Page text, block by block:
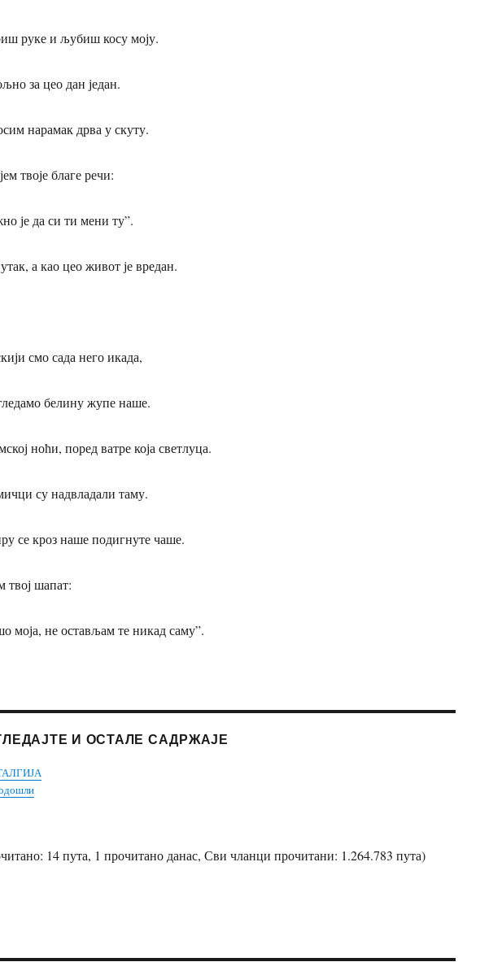
руке и љубиш косу моју.
за цео дан један.
нарамак дрва у скуту.
твоје благе речи:
је да си ти мени ту”.
а као цео живот је вредан.
смо сада него икада,
белину жупе наше.
ноћи, поред ватре која светлуца.
су надвладали таму.
се кроз наше подигнуте чаше.
твој шапат:
моја, не остављам те никад саму”.
И ОСТАЛЕ САДРЖАЈЕ
14 пута, 1 прочитано данас, Сви чланци прочитани: 1.264.783 пута)